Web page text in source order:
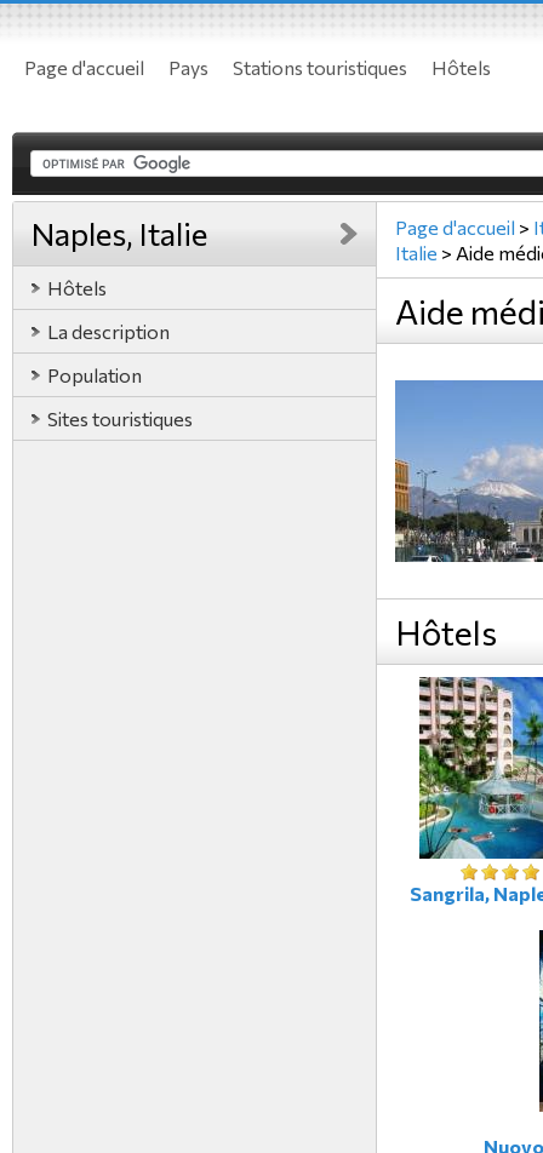
Page d'accueil Pays Stations touristiques Hôtels
Naples, Italie
Hôtels
La description
Population
Sites touristiques
Page d'accueil >
Italie > Aide
Aide
Hôtels
Sangrila,